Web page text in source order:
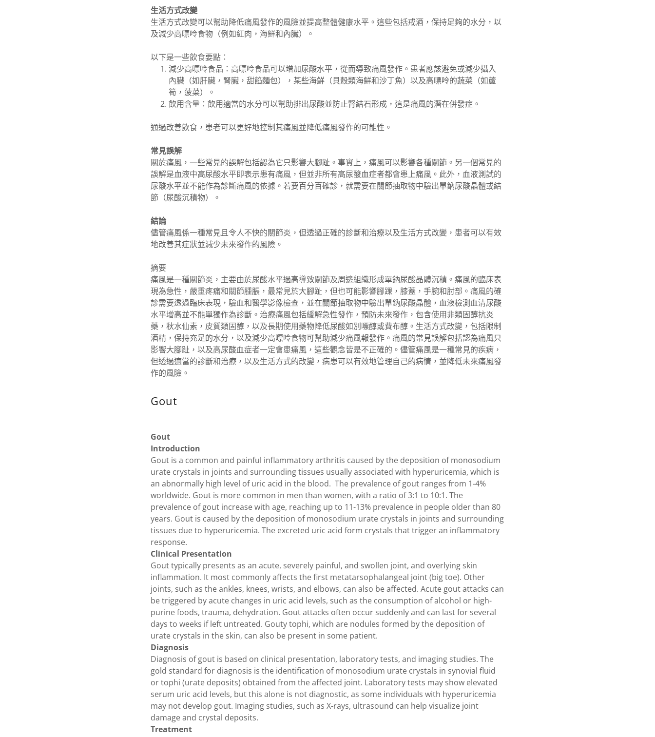
生活方式改變
生活方式改變可以幫助降低痛風發作的風險並提高整體健康水平。這些包括戒酒，保持足夠的水分，以
及減少高嘌呤食物（例如紅肉，海鮮和內臟）。
以下是一些飲食要點：
減少高嘌呤食品：高嘌呤食品可以增加尿酸水平，從而導致痛風發作。患者應該避免或減少攝入
內臟（如肝臟，腎臟，甜餡麵包），某些海鮮（貝殼類海鮮和沙丁魚）以及高嘌呤的蔬菜（如蘆
筍，菠菜）。
飲用含量：飲用適當的水分可以幫助排出尿酸並防止腎結石形成，這是痛風的潛在併發症。
通過改善飲食，患者可以更好地控制其痛風並降低痛風發作的可能性。
常見誤解
關於痛風，一些常見的誤解包括認為它只影響大腳趾。事實上，痛風可以影響各種關節。另一個常見的
誤解是血液中高尿酸水平即表示患有痛風，但並非所有高尿酸血症者都會患上痛風。此外，血液測試的
尿酸水平並不能作為診斷痛風的依據。若要百分百確診，就需要在關節抽取物中驗出單鈉尿酸晶體或結
節（尿酸沉積物）。
結論
儘管痛風係一種常見且令人不快的關節炎，但透過正確的診斷和治療以及生活方式改變，患者可以有效
地改善其症狀並減少未來發作的風險。
摘要
痛風是一種關節炎，主要由於尿酸水平過高導致關節及周邊組織形成單鈉尿酸晶體沉積。痛風的臨床表
現為急性，嚴重疼痛和關節腫脹，最常見於大腳趾，但也可能影響腳踝，膝蓋，手腕和肘部。痛風的確
診需要透過臨床表現，驗血和醫學影像檢查，並在關節抽取物中驗出單鈉尿酸晶體，血液檢測血清尿酸
水平增高並不能單獨作為診斷。治療痛風包括緩解急性發作，預防未來發作，包含使用非類固醇抗炎
藥，秋水仙素，皮質類固醇，以及長期使用藥物降低尿酸如別嘌醇或費布醇。生活方式改變，包括限制
酒精，保持充足的水分，以及減少高嘌呤食物可幫助減少痛風報發作。痛風的常見誤解包括認為痛風只
影響大腳趾，以及高尿酸血症者一定會患痛風，這些觀念皆是不正確的。儘管痛風是一種常見的疾病，
但透過適當的診斷和治療，以及生活方式的改變，病患可以有效地管理自己的病情，並降低未來痛風發
作的風險。
Gout
Gout
Introduction
Gout is a common and painful inflammatory arthritis caused by the deposition of monosodium
urate crystals in joints and surrounding tissues usually associated with hyperuricemia, which is
an abnormally high level of uric acid in the blood. The prevalence of gout ranges from 1-4%
worldwide. Gout is more common in men than women, with a ratio of 3:1 to 10:1. The
prevalence of gout increase with age, reaching up to 11-13% prevalence in people older than 80
years. Gout is caused by the deposition of monosodium urate crystals in joints and surrounding
tissues due to hyperuricemia. The excreted uric acid form crystals that trigger an inflammatory
response.
Clinical Presentation
Gout typically presents as an acute, severely painful, and swollen joint, and overlying skin
inflammation. It most commonly affects the first metatarsophalangeal joint (big toe). Other
joints, such as the ankles, knees, wrists, and elbows, can also be affected. Acute gout attacks can
be triggered by acute changes in uric acid levels, such as the consumption of alcohol or high-
purine foods, trauma, dehydration. Gout attacks often occur suddenly and can last for several
days to weeks if left untreated. Gouty tophi, which are nodules formed by the deposition of
urate crystals in the skin, can also be present in some patient.
Diagnosis
Diagnosis of gout is based on clinical presentation, laboratory tests, and imaging studies. The
gold standard for diagnosis is the identification of monosodium urate crystals in synovial fluid
or tophi (urate deposits) obtained from the affected joint. Laboratory tests may show elevated
serum uric acid levels, but this alone is not diagnostic, as some individuals with hyperuricemia
may not develop gout. Imaging studies, such as X-rays, ultrasound can help visualize joint
damage and crystal deposits.
Treatment